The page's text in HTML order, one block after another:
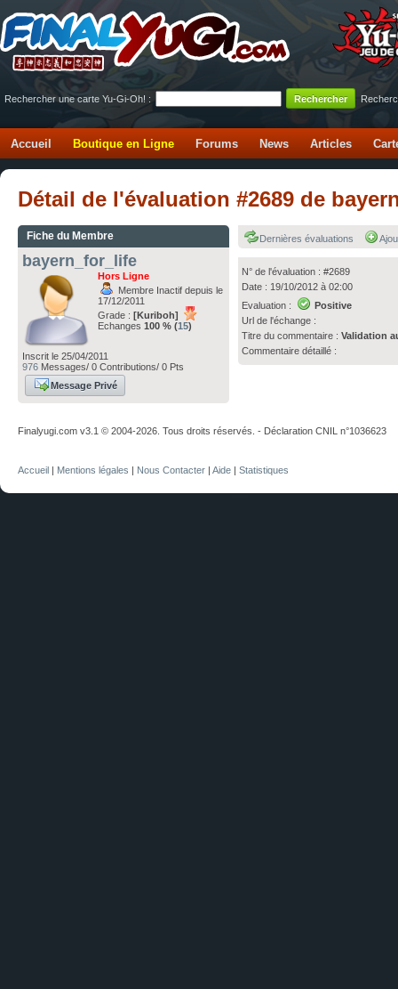
Rechercher une carte Yu-Gi-Oh! :
Accueil Boutique en Ligne Forums News Articles
Détail de l'évaluation #2689 de
Fiche du Membre
bayern_for_life
Hors Ligne
Membre Inactif depuis le
17/12/2011
Grade : [Kuriboh]
Echanges 100 % (15)
Inscrit le 25/04/2011
976 Messages/ 0 Contributions/ 0 Pts
Message Privé
Dernières évaluations
N° de l'évaluation : #2689
Date : 19/10/2012 à 02:00
Evaluation :
Positive
Url de l'échange :
Titre du commentaire :Validation
Commentaire détaillé :
Finalyugi.com v3.1 © 2004-2026. Tous droits réservés. - Déclaration CNIL n°1036623
Accueil | Mentions légales | Nous Contacter | Aide | Statistiques